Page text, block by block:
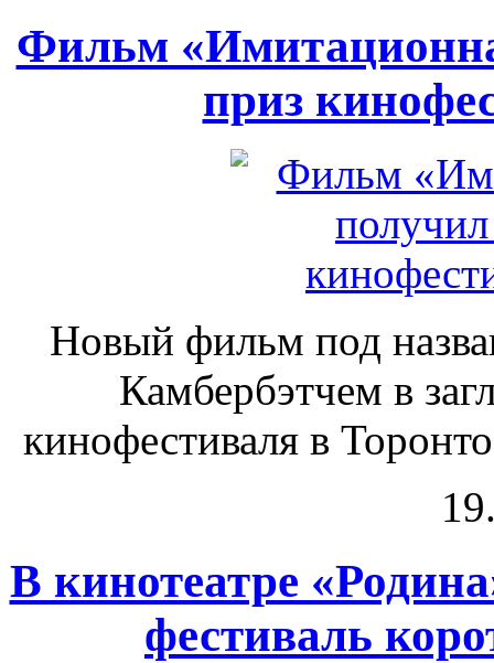
Фильм
приз
Новый фильм под
Камбербэтчем в
кинофестиваля в
В кинотеатре
фестиваль